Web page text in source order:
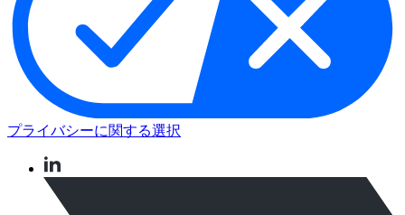
プライバシーに関する選択